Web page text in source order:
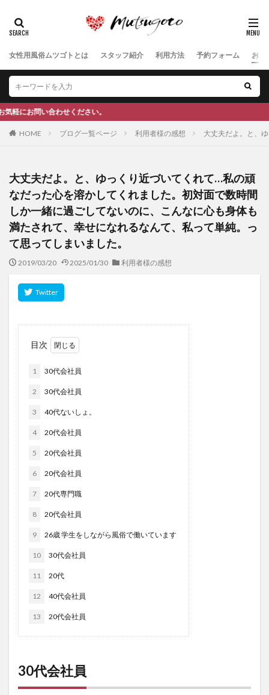
女性用風俗ムツゴトとは スタッフ紹介 利用方法 予約フォーム お客
HOME ブログ一覧ページ 利用者様の感想 大丈夫だよ。と、
大丈夫だよ。と、ゆっくり近づいてくれて…私の頑
なだった心を溶かしてくれました。初対面で数時間
しか一緒に過ごしてないのに、こんなに心も身体も
満たされて、幸せになれるなんて、私って単純。っ
て思ってしまいました。
2019/03/20 2025/01/30 利用者様の感想
目次
1 30代会社員
2 30代会社員
3 40代ないしょ。
4 20代会社員
5 20代会社員
6 20代会社員
7 20代専門職
8 20代会社員
9 26歳 学生をしながら風俗で働いています
10 30代会社員
11 20代
12 40代会社員
13 20代会社員
30代会社員